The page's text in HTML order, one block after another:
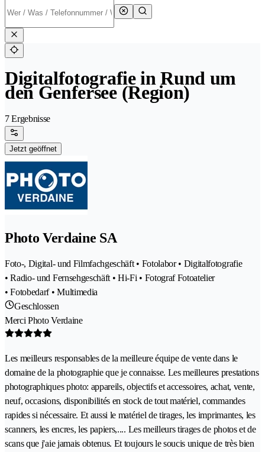
Digitalfotografie in Rund um
den Genfersee (Region)
7 Ergebnisse
Jetzt geöffnet
Photo Verdaine SA
Foto-, Digital- und Filmfachgeschäft • Fotolabor • Digitalfotografie
• Radio- und Fernsehgeschäft • Hi-Fi • Fotograf Fotoatelier
• Fotobedarf • Multimedia
Geschlossen
Merci Photo Verdaine
Les meilleurs responsables de la meilleure équipe de vente dans le
domaine de la photographie que je connaisse. Les meilleures prestations
photographiques photo: appareils, objectifs et accessoires, achat, vente,
neuf, occasions, disponibilités en stock de tout matériel, commandes
rapides si nécessaire. Et aussi le matériel de tirages, les imprimantes, les
scanners, les encres, les papiers,.... Les meilleurs tirages de photos et de
scans que j'aie jamais obtenus. Et toujours le soucis unique de très bien